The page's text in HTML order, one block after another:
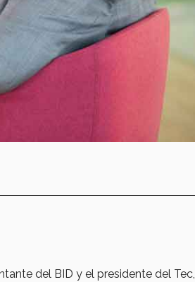
del BID y el presidente del Tec,